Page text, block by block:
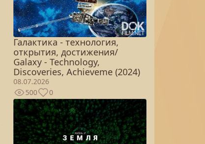
Галактика - технология,
открытия, достижения/
Galaxy - Technology,
Discoveries, Achieveme (2024)
08.07.2026
500
0